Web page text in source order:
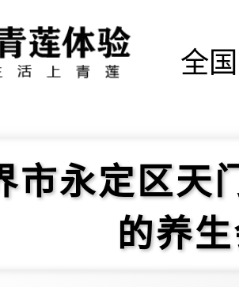
全国
市永定区天
的养